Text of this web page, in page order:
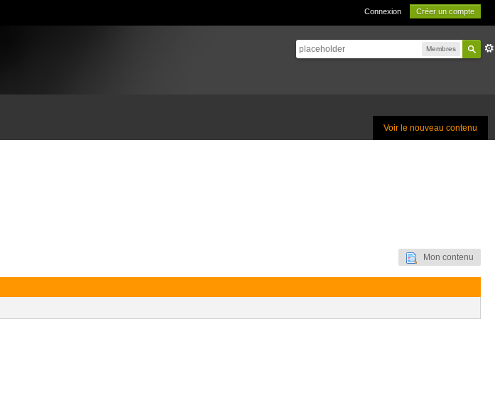
Connexion Créer un compte
Membres
Voir le nouveau contenu
Mon contenu